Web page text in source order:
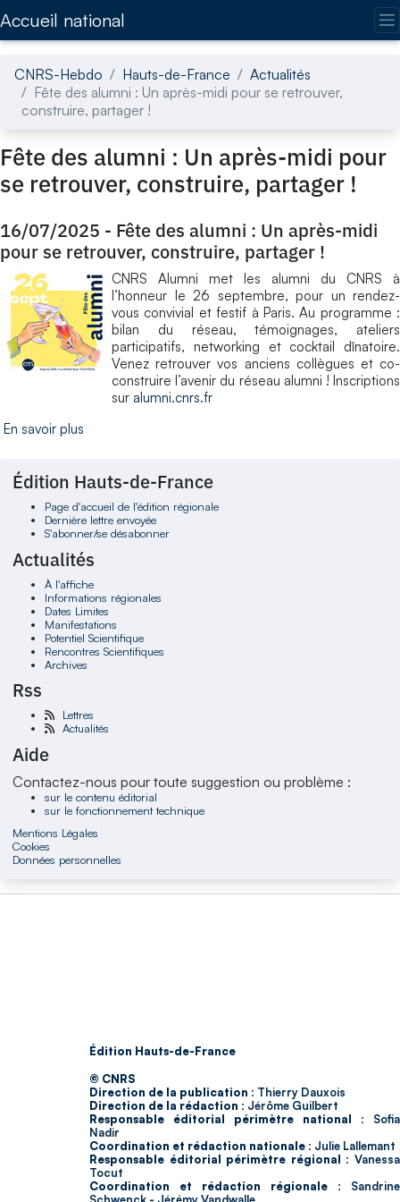
Accueil national
CNRS-Hebdo Hauts-de-France
Actualités
Fête des alumni : Un après-midi pour se retrouver,
construire, partager !
Fête des alumni : Un après-midi pour
se retrouver, construire, partager !
16/07/2025 - Fête des alumni : Un après-midi
pour se retrouver, construire, partager !
CNRS Alumni met les alumni du CNRS à
l’honneur le 26 septembre, pour un rendez-
vous convivial et festif à Paris. Au programme :
bilan du réseau, témoignages, ateliers
participatifs, networking et cocktail dînatoire.
Venez retrouver vos anciens collègues et co-
construire l’avenir du réseau alumni ! Inscriptions
sur alumni.cnrs.fr
En savoir plus
Édition Hauts-de-France
Page d'accueil de l'édition régionale
Dernière lettre envoyée
S'abonner/se désabonner
Actualités
À l'affiche
Informations régionales
Dates Limites
Manifestations
Potentiel Scientifique
Rencontres Scientifiques
Archives
Rss
Lettres
Actualités
Aide
Contactez-nous pour toute suggestion ou problème :
sur le contenu éditorial
sur le fonctionnement technique
Mentions Légales
Cookies
Données personnelles
Édition Hauts-de-France
© CNRS
Direction de la publication : Thierry Dauxois
Direction de la rédaction : Jérôme Guilbert
Responsable éditorial périmètre national : Sofia
Nadir
Coordination et rédaction nationale : Julie Lallemant
Responsable éditorial périmètre régional : Vanessa
Tocut
Coordination et rédaction régionale : Sandrine